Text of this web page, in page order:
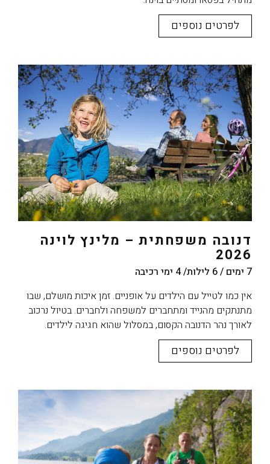
לפרטים נוספים
דנובה משפחתית – מלינץ לוינה
2026
7 ימים / 6 לילות/ 4 ימי רכיבה
אין כמו לטייל עם הילדים על אופניים. זמן איכות מושלם, שבו
מתנתקים מהנייד ומתחברים למשפחה ולחברים. בטיול נרכוב
לאורך נהר הדנובה הקסום, במסלול שהוא חגיגה לילדים.
לפרטים נוספים